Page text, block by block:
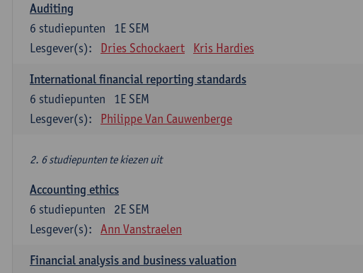
Auditing
1E SEM
6 studiepunten
Lesgever(s):
Dries Schockaert Kris Hardies
International financial reporting standards
1E SEM
6 studiepunten
Lesgever(s):
Philippe Van Cauwenberge
2. 6 studiepunten te kiezen uit
Accounting ethics
2E SEM
6 studiepunten
Lesgever(s):
Ann Vanstraelen
Financial analysis and business valuation